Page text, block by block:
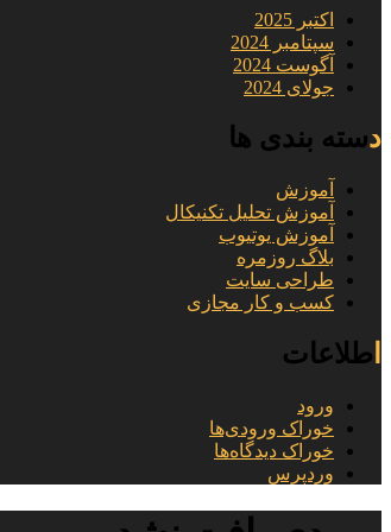
اکتبر 2025
سپتامبر 2024
آگوست 2024
جولای 2024
دسته بندی ها
آموزش
آموزش تحلیل تکنیکال
آموزش یوتیوب
بلاگ روزمره
طراحی سایت
کسب و کار مجازی
اطلاعات
ورود
خوراک ورودی‌ها
خوراک دیدگاه‌ها
وردپرس